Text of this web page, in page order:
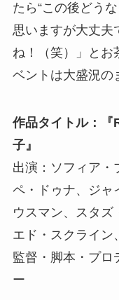
たら“この後どう
思いますが大丈夫
ね！（笑）」とお
ベントは大盛況の
作品タイトル：『
子』
出演：ソフィア・
ペ・ドゥナ、ジャ
ウスマン、スタズ
エド・スクライン
監督・脚本・プロ
ー